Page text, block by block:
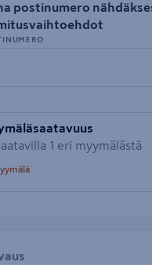
postinumero
1 eri myymälästä